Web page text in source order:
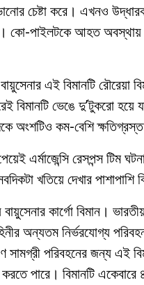
চেষ্টা করে। এখনও
কো-পাইলটকে আহত অবস্থায়
এই বিমানটি রৌরেয়া
বিমানটি ভেঙে দু’টুকরো
অংশটিও কম-বেশি
এর্মাজেন্সি রেসপন্স
খতিয়ে দেখার পাশাপাশি
কার্গো বিমান। ভারতীয়
অন্যতম নির্ভরযোগ্য
সামগ্রী পরিবহনের জন্য এই
পারে। বিমানটি